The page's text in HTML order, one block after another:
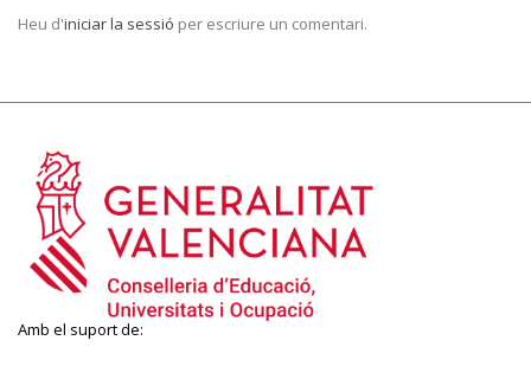
Heu d'iniciar la sessió per escriure un comentari.
Amb el suport de: